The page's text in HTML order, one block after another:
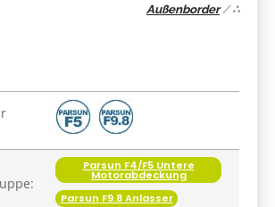
Außenborder/∴
Parsun F4/F5 Untere
Motorabdeckung
Parsun F9.8 Anlasser